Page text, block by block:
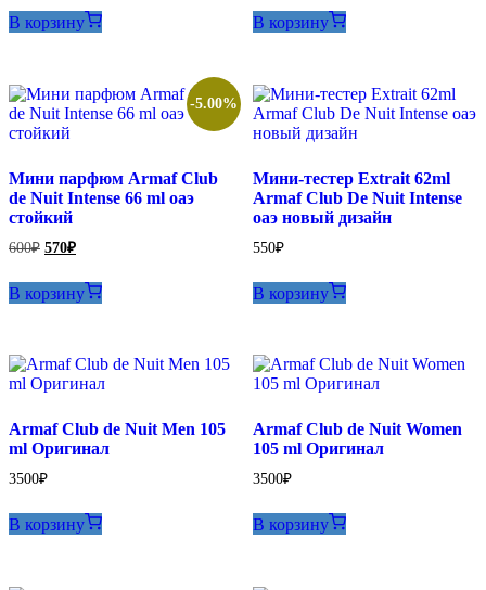
3500₽.
2500₽.
В корзину
3500₽.
2500₽.
В корзину
-5.00%
Мини парфюм Armaf Club
de Nuit Intense 66 ml оаэ
стойкий
600₽ Первоначальная
цена
600₽.
570₽Текущая
цена:
570₽.
В корзину
Мини-тестер Extrait 62ml
Armaf Club De Nuit Intense
оаэ новый дизайн
550₽
В корзину
Armaf Club de Nuit Men 105
ml Оригинал
3500₽
В корзину
Armaf Club de Nuit Women
105 ml Оригинал
3500₽
В корзину